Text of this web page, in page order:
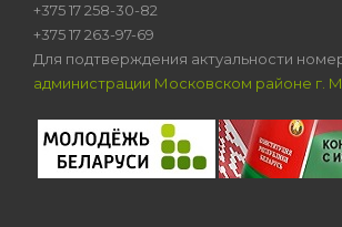
+375 17 258-30-82
+375 17 263-97-69
Для подтверждения актуальности
администрации Московском районе г.